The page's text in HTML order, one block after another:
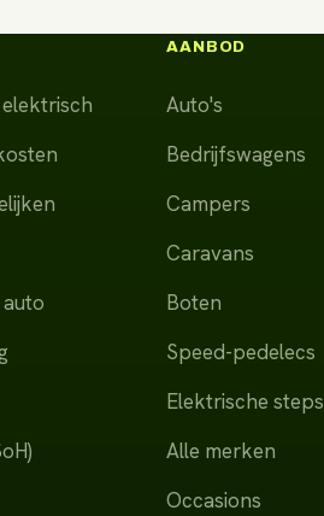
AANBOD
Auto's
Bedrijfswagens
Campers
Caravans
Boten
Speed-pedelecs
Elektrische steps
Alle merken
Occasions